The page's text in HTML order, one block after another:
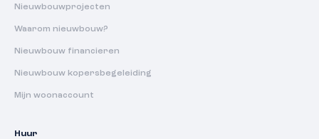
Nieuwbouwprojecten
Waarom nieuwbouw?
Nieuwbouw financieren
Nieuwbouw kopersbegeleiding
Mijn woonaccount
Huur